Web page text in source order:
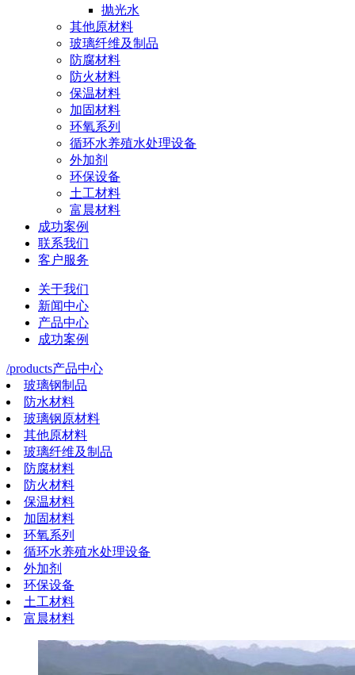
抛光水
其他原材料
玻璃纤维及制品
防腐材料
防火材料
保温材料
加固材料
环氧系列
循环水养殖水处理设备
外加剂
环保设备
土工材料
富晨材料
成功案例
联系我们
客户服务
关于我们
新闻中心
产品中心
成功案例
/products产品中心
玻璃钢制品
防水材料
玻璃钢原材料
其他原材料
玻璃纤维及制品
防腐材料
防火材料
保温材料
加固材料
环氧系列
循环水养殖水处理设备
外加剂
环保设备
土工材料
富晨材料